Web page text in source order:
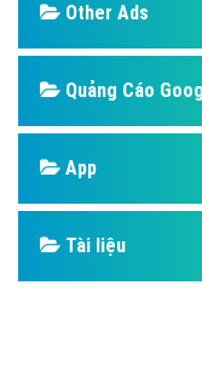
Other Ads
Quảng Cáo
App
Tài liệu